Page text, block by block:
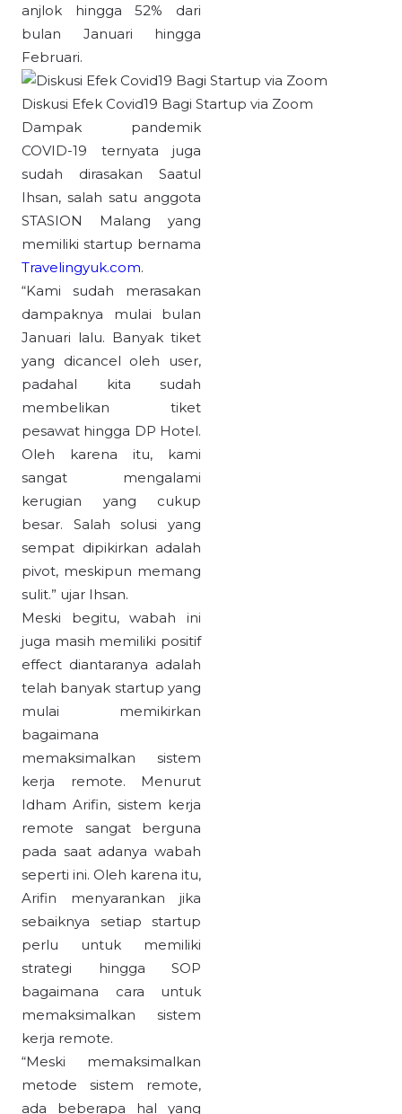
anjlok hingga 52% dari
bulan Januari hingga
Februari.
Diskusi Efek Covid19 Bagi Startup via Zoom
Dampak pandemik
COVID-19 ternyata juga
sudah dirasakan Saatul
Ihsan, salah satu anggota
STASION Malang yang
memiliki startup bernama
Travelingyuk.com.
“Kami sudah merasakan
dampaknya mulai bulan
Januari lalu. Banyak tiket
yang dicancel oleh user,
padahal kita sudah
membelikan tiket
pesawat hingga DP Hotel.
Oleh karena itu, kami
sangat mengalami
kerugian yang cukup
besar. Salah solusi yang
sempat dipikirkan adalah
pivot, meskipun memang
sulit.” ujar Ihsan.
Meski begitu, wabah ini
juga masih memiliki positif
effect diantaranya adalah
telah banyak startup yang
mulai memikirkan
bagaimana
memaksimalkan sistem
kerja remote. Menurut
Idham Arifin, sistem kerja
remote sangat berguna
pada saat adanya wabah
seperti ini. Oleh karena itu,
Arifin menyarankan jika
sebaiknya setiap startup
perlu untuk memiliki
strategi hingga SOP
bagaimana cara untuk
memaksimalkan sistem
kerja remote.
“Meski memaksimalkan
metode sistem remote,
ada beberapa hal yang